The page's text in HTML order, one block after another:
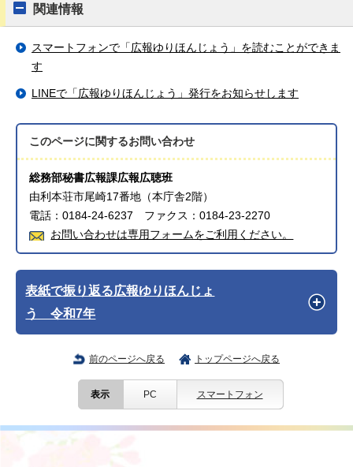
関連情報
スマートフォンで「広報ゆりほんじょう」を読むことができま
す
LINEで「広報ゆりほんじょう」発行をお知らせします
このページに関するお問い合わせ
総務部秘書広報課広報広聴班
由利本荘市尾崎17番地（本庁舎2階）
電話：0184-24-6237 ファクス：0184-23-2270
お問い合わせは専用フォームをご利用ください。
表紙で振り返る広報ゆりほんじょ
う 令和7年
前のページへ戻る トップページへ戻る
表示 PC スマートフォン